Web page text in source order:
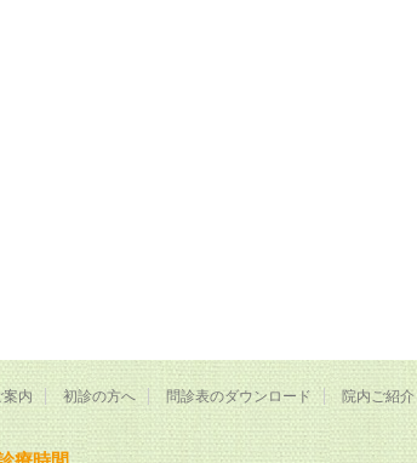
内 初診の方へ 問診表のダウンロード 院内ご紹介